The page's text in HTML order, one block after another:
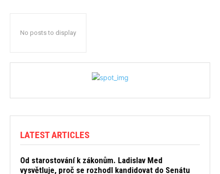
No posts to display
LATEST ARTICLES
Od starostování k zákonům. Ladislav Med
vysvětluje, proč se rozhodl kandidovat do Senátu